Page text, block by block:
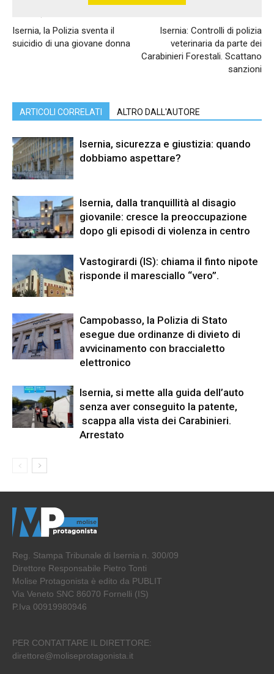
Isernia, la Polizia sventa il
suicidio di una giovane donna
Isernia: Controlli di polizia
veterinaria da parte dei
Carabinieri Forestali. Scattano
sanzioni
ARTICOLI CORRELATI ALTRO DALL'AUTORE
Isernia, sicurezza e giustizia: quando
dobbiamo aspettare?
Isernia, dalla tranquillità al disagio
giovanile: cresce la preoccupazione
dopo gli episodi di violenza in centro
Vastogirardi (IS): chiama il finto nipote
risponde il maresciallo “vero”.
Campobasso, la Polizia di Stato
esegue due ordinanze di divieto di
avvicinamento con braccialetto
elettronico
Isernia, si mette alla guida dell’auto
senza aver conseguito la patente,
scappa alla vista dei Carabinieri.
Arrestato
Reg. Stampa Tribunale di Isernia n. 300/09
Direttore Responsabile Pietro Tonti
Molise Protagonista è edito da PUBLIT
Via Veneto SNC 86070 Fornelli (IS)
P.Iva 00919980946
PER CONTATTARE IL DIRETTORE:
direttore@moliseprotagonista.it